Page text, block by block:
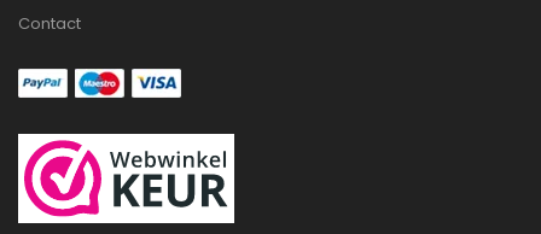
Contact